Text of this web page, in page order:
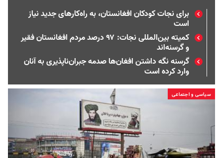
برای نجات کودکان افغانستان، به راه‌کارهای جدید نیاز
است
کمیته بین‌المللی نجات: ۹۷ درصد مردم افغانستان فقیر
و گرسنه‌اند
گرسنه نگه داشتن افغان‌ها صدمه جبران‌ناپذیری به آنان
وارد کرده است
سیاسی و اجتماعی